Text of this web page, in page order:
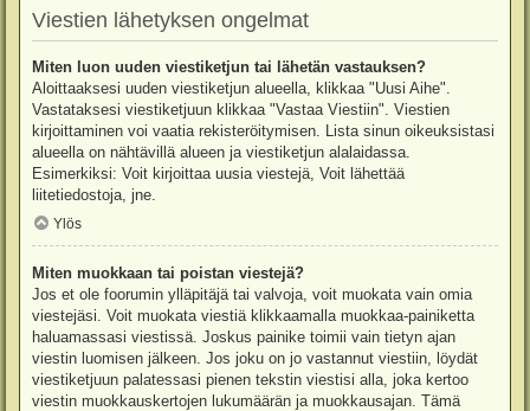
Viestien lähetyksen ongelmat
Miten luon uuden viestiketjun tai lähetän vastauksen?
Aloittaaksesi uuden viestiketjun alueella, klikkaa "Uusi Aihe".
Vastataksesi viestiketjuun klikkaa "Vastaa Viestiin". Viestien
kirjoittaminen voi vaatia rekisteröitymisen. Lista sinun oikeuksistasi
alueella on nähtävillä alueen ja viestiketjun alalaidassa.
Esimerkiksi: Voit kirjoittaa uusia viestejä, Voit lähettää
liitetiedostoja, jne.
Ylös
Miten muokkaan tai poistan viestejä?
Jos et ole foorumin ylläpitäjä tai valvoja, voit muokata vain omia
viestejäsi. Voit muokata viestiä klikkaamalla muokkaa-painiketta
haluamassasi viestissä. Joskus painike toimii vain tietyn ajan
viestin luomisen jälkeen. Jos joku on jo vastannut viestiin, löydät
viestiketjuun palatessasi pienen tekstin viestisi alla, joka kertoo
viestin muokkauskertojen lukumäärän ja muokkausajan. Tämä